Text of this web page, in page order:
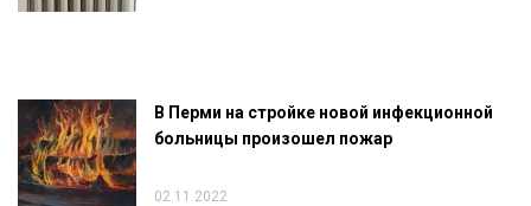
В Перми на стройке новой инфекционной
больницы произошел пожар
02.11.2022